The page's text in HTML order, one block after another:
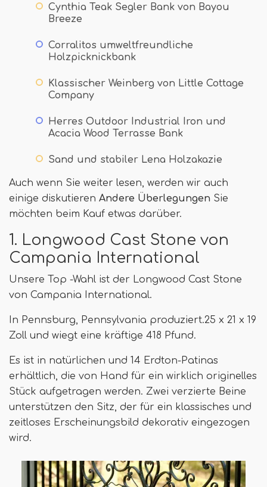
Cynthia Teak Segler Bank von Bayou
Breeze
Corralitos umweltfreundliche
Holzpicknickbank
Klassischer Weinberg von Little Cottage
Company
Herres Outdoor Industrial Iron und
Acacia Wood Terrasse Bank
Sand und stabiler Lena Holzakazie
Auch wenn Sie weiter lesen, werden wir auch
einige diskutieren Andere Überlegungen Sie
möchten beim Kauf etwas darüber.
1. Longwood Cast Stone von
Campania International
Unsere Top -Wahl ist der Longwood Cast Stone
von Campania International.
In Pennsburg, Pennsylvania produziert.25 x 21 x 19
Zoll und wiegt eine kräftige 418 Pfund.
Es ist in natürlichen und 14 Erdton-Patinas
erhältlich, die von Hand für ein wirklich originelles
Stück aufgetragen werden. Zwei verzierte Beine
unterstützen den Sitz, der für ein klassisches und
zeitloses Erscheinungsbild dekorativ eingezogen
wird.